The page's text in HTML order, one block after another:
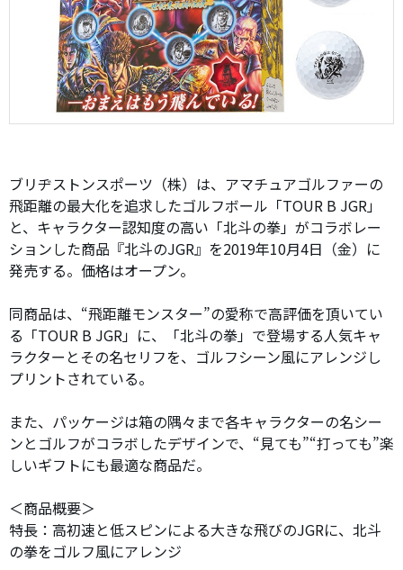
ブリヂストンスポーツ（株）は、アマチュアゴルファーの
飛距離の最大化を追求したゴルフボール「TOUR B JGR」
と、キャラクター認知度の高い「北斗の拳」がコラボレー
ションした商品『北斗のJGR』を2019年10月4日（金）に
発売する。価格はオープン。
同商品は、“飛距離モンスター”の愛称で高評価を頂いてい
る「TOUR B JGR」に、「北斗の拳」で登場する人気キャ
ラクターとその名セリフを、ゴルフシーン風にアレンジし
プリントされている。
また、パッケージは箱の隅々まで各キャラクターの名シー
ンとゴルフがコラボしたデザインで、“見ても”“打っても”楽
しいギフトにも最適な商品だ。
＜商品概要＞
特長：高初速と低スピンによる大きな飛びのJGRに、北斗
の拳をゴルフ風にアレンジ